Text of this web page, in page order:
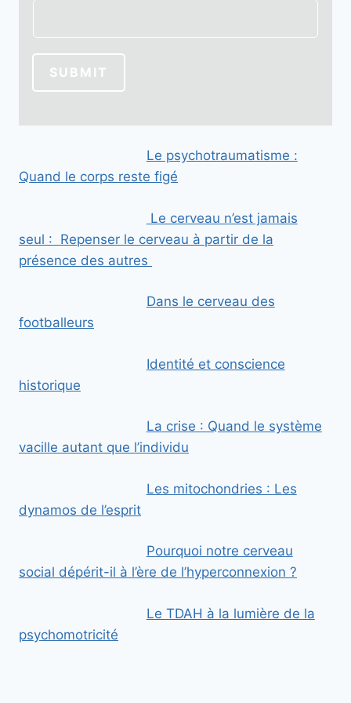
i
l
E
i
l
SUBMIT
Le psychotraumatisme :
Quand le corps reste figé
Le cerveau n’est jamais
seul : Repenser le cerveau à partir de la
présence des autres
Dans le cerveau des
footballeurs
Identité et conscience
historique
La crise : Quand le système
vacille autant que l’individu
Les mitochondries : Les
dynamos de l’esprit
Pourquoi notre cerveau
social dépérit-il à l’ère de l’hyperconnexion ?
Le TDAH à la lumière de la
psychomotricité